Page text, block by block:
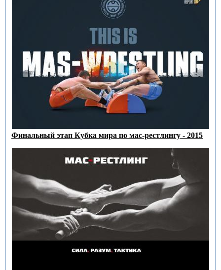
Финальный этап Кубка мира по мас-рестлингу - 2015